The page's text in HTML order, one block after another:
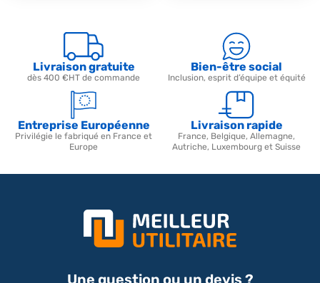
Livraison gratuite
dès 400 €HT de commande
Bien-être social
Inclusion, esprit d’équipe et équité
Entreprise Européenne
Privilégie le fabriqué en France et
Europe
Livraison rapide
France, Belgique, Allemagne,
Autriche, Luxembourg et Suisse